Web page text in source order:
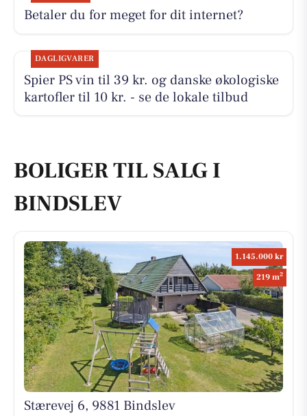
Betaler du for meget for dit internet?
DAGLIGVARER
Spier PS vin til 39 kr. og danske økologiske
kartofler til 10 kr. - se de lokale tilbud
BOLIGER TIL SALG I
BINDSLEV
1.145.000 kr
219 m2
Stærevej 6, 9881 Bindslev